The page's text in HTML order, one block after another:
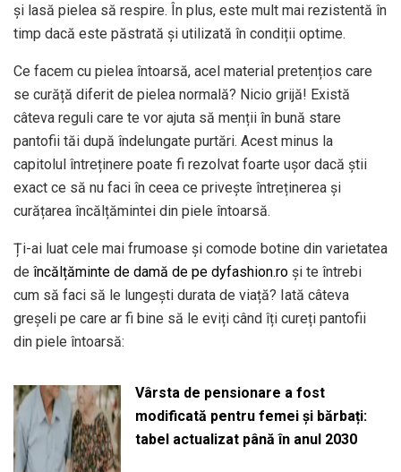
și lasă pielea să respire. În plus, este mult mai rezistentă în
timp dacă este păstrată și utilizată în condiții optime.
Ce facem cu pielea întoarsă, acel material pretențios care
se curăță diferit de pielea normală? Nicio grijă! Există
câteva reguli care te vor ajuta să menții în bună stare
pantofii tăi după îndelungate purtări. Acest minus la
capitolul întreținere poate fi rezolvat foarte ușor dacă știi
exact ce să nu faci în ceea ce privește întreținerea și
curățarea încălțămintei din piele întoarsă.
Ți-ai luat cele mai frumoase și comode botine din varietatea
de încălțăminte de damă de pe dyfashion.ro și te întrebi
cum să faci să le lungești durata de viață? Iată câteva
greșeli pe care ar fi bine să le eviți când îți cureți pantofii
din piele întoarsă:
Vârsta de pensionare a fost
modificată pentru femei și bărbați:
tabel actualizat până în anul 2030